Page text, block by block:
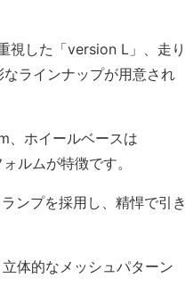
視した「version L」、走り
ラインナップが用意され
ホイールベースは
ルムが特徴です。
ンプを採用し、精悍で引き
体的なメッシュパターン